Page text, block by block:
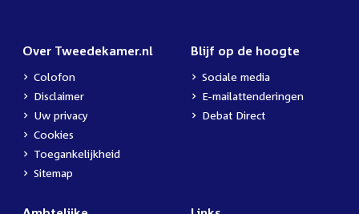
Over Tweedekamer.nl
Colofon
Disclaimer
Uw privacy
Cookies
Toegankelijkheid
Sitemap
Blijf op de hoogte
Sociale media
E-mailattenderingen
Debat Direct